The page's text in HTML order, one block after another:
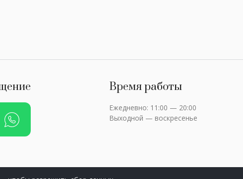
Время работы
Ежедневно: 11:00 — 20:00
Выходной — воскресенье